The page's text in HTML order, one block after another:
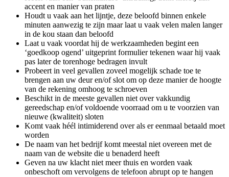
accent en manier van praten
Houdt u vaak aan het lijntje, deze beloofd binnen enkele
minuten aanwezig te zijn maar laat u vaak velen malen langer
in de kou staan dan beloofd
Laat u vaak voordat hij de werkzaamheden begint een
‘goedkoop ogend’ uitgeprint formulier tekenen waar hij vaak
pas later de torenhoge bedragen invult
Probeert in veel gevallen zoveel mogelijk schade toe te
brengen aan uw deur en/of slot om op deze manier de hoogte
van de rekening omhoog te schroeven
Beschikt in de meeste gevallen niet over vakkundig
gereedschap en/of voldoende voorraad om u te voorzien van
nieuwe (kwaliteit) sloten
Komt vaak héél intimiderend over als er eenmaal betaald moet
worden
De naam van het bedrijf komt meestal niet overeen met de
naam van de website die u benaderd heeft
Geven na uw klacht niet meer thuis en worden vaak
onbeschoft om vervolgens de telefoon abrupt op te hangen